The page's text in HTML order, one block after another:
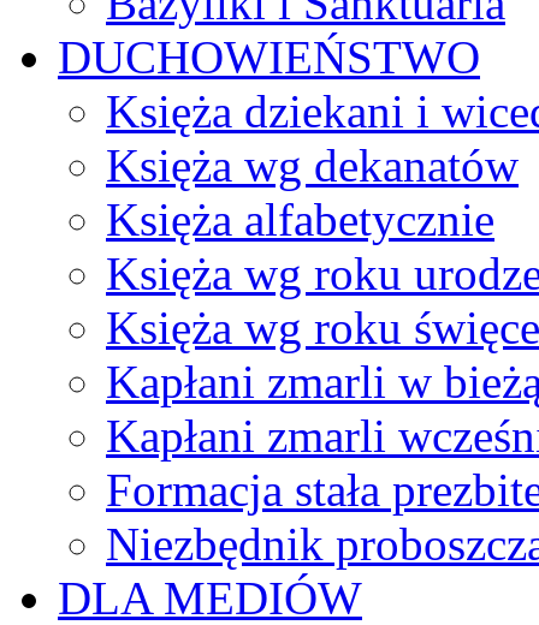
DUCHOWIEŃSTWO
Księża dziekani i
Księża wg dekanatów
Księża alfabetycznie
Księża wg roku
Księża wg roku
Kapłani zmarli w
Kapłani zmarli
Formacja stała
Niezbędnik
DLA MEDIÓW